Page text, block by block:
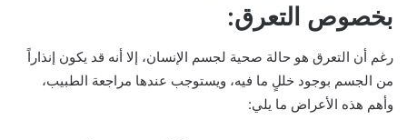
بخصوص التعرق:
رغم أن التعرق هو حالة صحية لجسم الإنسان، إلا أنه قد يكون إنذاراً
من الجسم بوجود خللٍ ما فيه، ويستوجب عندها مراجعة الطبيب،
وأهم هذه الأعراض ما يلي: